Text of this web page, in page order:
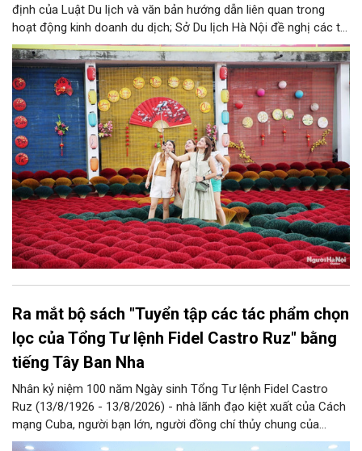
định của Luật Du lịch và văn bản hướng dẫn liên quan trong
hoạt động kinh doanh du dịch; Sở Du lịch Hà Nội đề nghị các tổ
chức, đơn vị, doanh nghiệp kinh doanh dịch vụ lữ hành trên địa
bàn thành phố thực hiện một số nội dung quan trọng. Qua đó
góp phần thực hiện thắng lợi các mục tiêu phát triển du lịch Hà
Nội năm 2026 và giai đoạn tiếp theo.
Ra mắt bộ sách "Tuyển tập các tác phẩm chọn
lọc của Tổng Tư lệnh Fidel Castro Ruz" bằng
tiếng Tây Ban Nha
Nhân kỷ niệm 100 năm Ngày sinh Tổng Tư lệnh Fidel Castro
Ruz (13/8/1926 - 13/8/2026) - nhà lãnh đạo kiệt xuất của Cách
mạng Cuba, người bạn lớn, người đồng chí thủy chung của
Đảng, Nhà nước và nhân dân Việt Nam, chiều 5/8, tại Hà Nội,